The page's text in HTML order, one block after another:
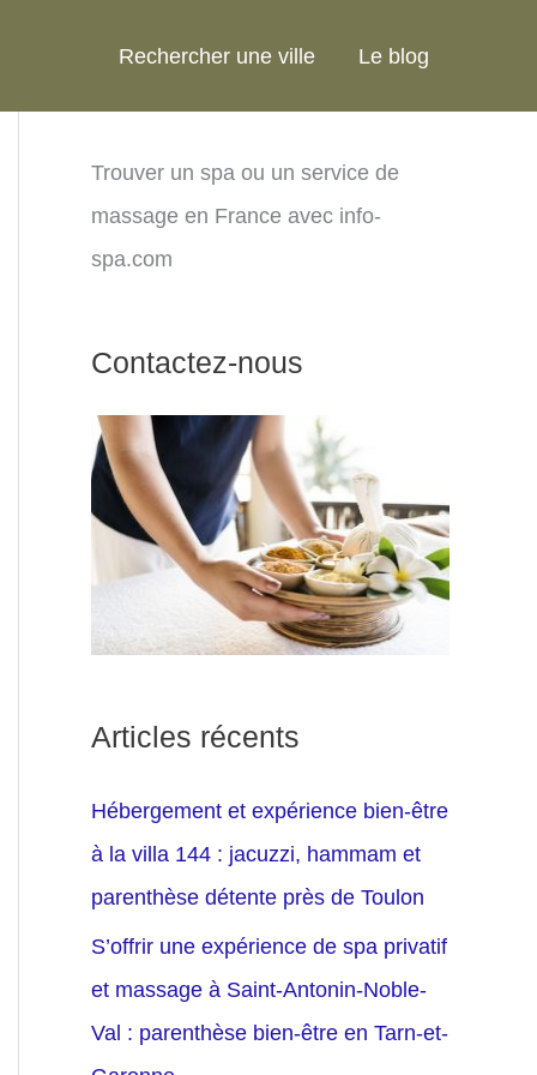
Rechercher une ville Le blog
Trouver un spa ou un service de
massage en France avec info-
spa.com
Contactez-nous
Articles récents
Hébergement et expérience bien-être
à la villa 144 : jacuzzi, hammam et
parenthèse détente près de Toulon
S’offrir une expérience de spa privatif
et massage à Saint-Antonin-Noble-
Val : parenthèse bien-être en Tarn-et-